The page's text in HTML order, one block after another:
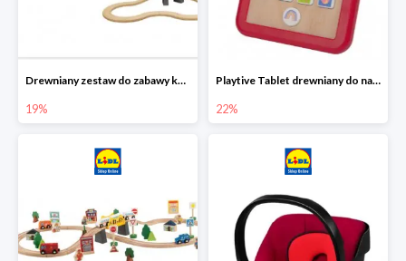
Drewniany zestaw do zabawy kolejką - farma i wiadukt
19%
Playtive Tablet drewniany do nauki, interaktywny
22%